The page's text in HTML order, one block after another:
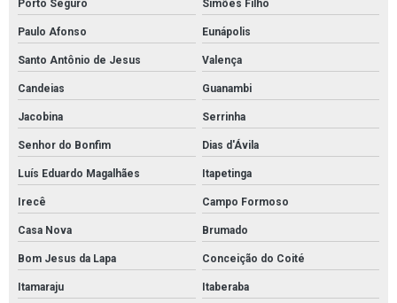
Porto Seguro Simões Filho
Paulo Afonso Eunápolis
Santo Antônio de Jesus Valença
Candeias Guanambi
Jacobina Serrinha
Senhor do Bonfim Dias d'Ávila
Luís Eduardo Magalhães Itapetinga
Irecê Campo Formoso
Casa Nova Brumado
Bom Jesus da Lapa Conceição do Coité
Itamaraju Itaberaba